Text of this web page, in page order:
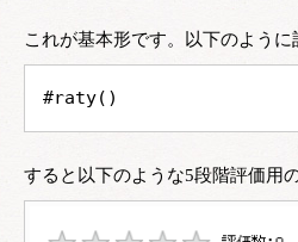
これが基本形です。以下のように
#raty()
すると以下のような5段階評価用